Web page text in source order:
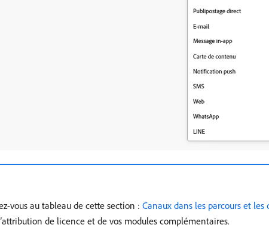
vous au tableau de cette section : Canaux dans les parcours et les
de licence et de vos modules complémentaires.